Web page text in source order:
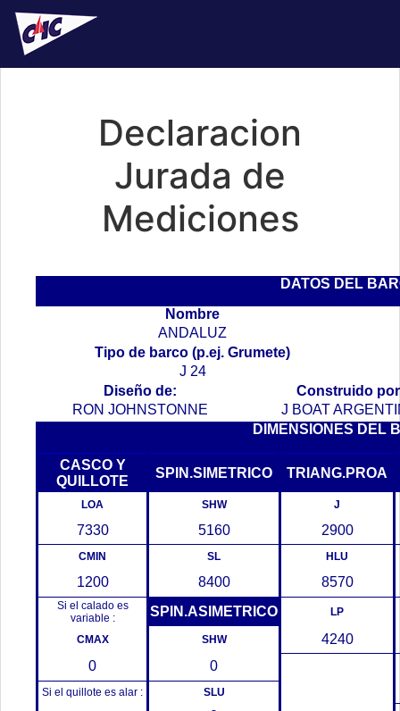
Declaracion
Jurada de
Mediciones
DATOS DEL
Nombre
ANDALUZ
Tipo de barco (p.ej. Grumete)
J 24
Diseño de:
Construido
RON JOHNSTONNE
J BOAT
DIMENSIONES DEL
CASCO Y
QUILLOTE
SPIN.SIMETRICO TRIANG.PROA
LOA SHW J
7330 5160 2900
CMIN SL HLU
1200 8400 8570
Si el calado es
variable :
SPIN.ASIMETRICO LP
CMAX SHW
4240
0
0
Si el quillote es alar :
SLU